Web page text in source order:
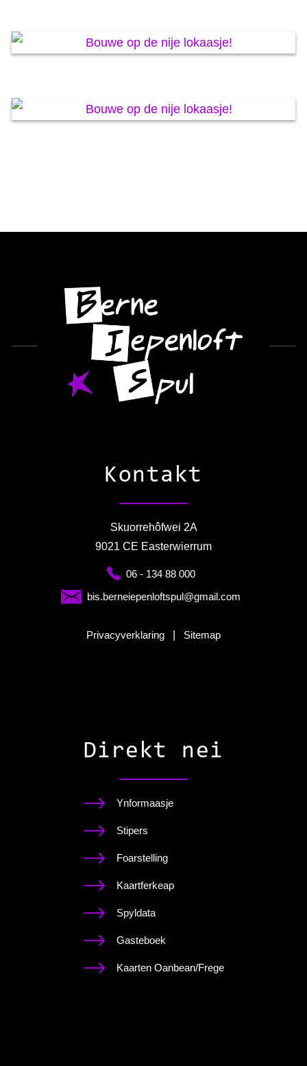
Kontakt
Skuorrehôfwei 2A
9021 CE Easterwierrum
06 - 134 88 000
bis.berneiepenloftspul@gmail.com
Privacyverklaring Sitemap
Direkt nei
Ynformaasje
Stipers
Foarstelling
Kaartferkeap
Spyldata
Gasteboek
Kaarten Oanbean/Frege